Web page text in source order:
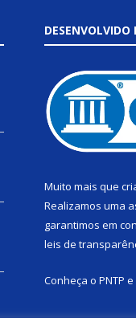
DESENVOLVIDO
Muito mais que
Realizamos uma
garantimos em
leis de
Conheça o PNTP e